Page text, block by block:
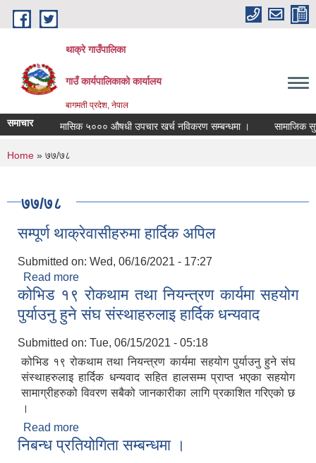
Skip to main content
थाक्रे गाउँपालिका
गाउँ कार्यपालिकाको कार्यालय
बागमती प्रदेश, नेपाल
समाचार मासिक ५००० औषधी उपचार खर्च नविकरण सम्बन्धमा । सामाजिक
You are here
Home » ७७/७८
७७/७८
सम्पूर्ण थाक्रेवासीहरुमा हार्दिक अपिल
Submitted on: Wed, 06/16/2021 - 17:27
Read more
कोभिड १९ रोकथाम तथा नियन्त्रण कार्यमा सहयोग
पुर्याउनु हुने संघ संस्थाहरुलाइ हार्दिक धन्यवाद
Submitted on: Tue, 06/15/2021 - 05:18
कोभिड १९ रोकथाम तथा नियन्त्रण कार्यमा सहयोग पुर्याउनु हुने संघ
संस्थाहरुलाइ हार्दिक धन्यवाद सहित हालसम्म प्राप्त भएका सहयोग
सामाग्रीहरुको विवरण सबैको जानकारीका लागि प्रकाशित गरिएको छ
।
Read more
पुर्याउनु हुने संघ संस्थाहरुलाइ हार्दिक धन्यवाद
निबन्ध प्रतियोगिता सम्बन्धमा ।